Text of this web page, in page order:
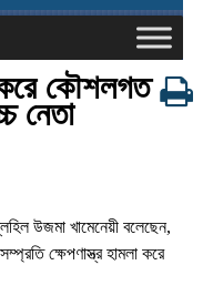
করে কৌশলগত
নেতা
উজমা খামেনেয়ী বলেছেন,
ক্ষেপণাস্ত্র হামলা করে